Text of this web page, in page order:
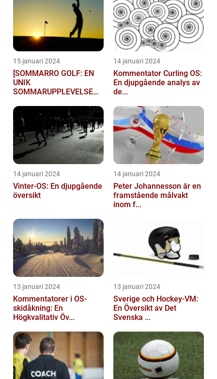
15 januari 2024
[SOMMARRO GOLF: EN
UNIK
SOMMARUPPLEVELSE
14 januari 2024
Kommentator Curling OS:
En djupgående analys av
de...
14 januari 2024
Vinter-OS: En djupgående
översikt
14 januari 2024
Peter Johannesson är en
framstående målvakt
inom f...
13 januari 2024
Kommentatorer i OS-
skidåkning: En
Högkvalitativ Öv...
13 januari 2024
Sverige och Hockey-VM:
En Översikt av Det
Svenska ...